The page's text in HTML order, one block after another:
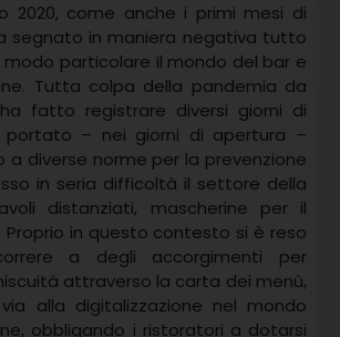
2020, come anche i primi mesi di
segnato in maniera negativa tutto
modo particolare il mondo del bar e
Tutta colpa della pandemia da
fatto registrare diversi giorni di
portato – nei giorni di apertura –
a diverse norme per la prevenzione
in seria difficoltà il settore della
distanziati, mascherine per il
Proprio in questo contesto si è reso
a degli accorgimenti per
attraverso la carta dei menù,
alla digitalizzazione nel mondo
obbligando i ristoratori a dotarsi